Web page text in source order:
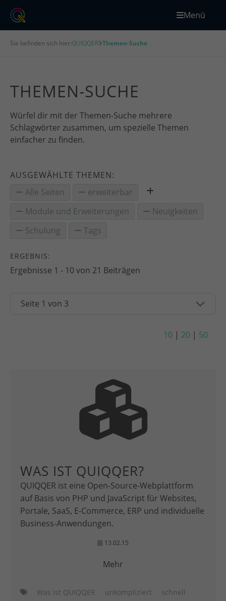
Menü
Sie befinden sich hier:QUIQQER Themen-Suche
THEMEN-SUCHE
Würfel dir mit der Themen-Suche mehrere
Schlagwörter zusammen, um spezielle Themen
einfacher zu finden.
AUSGEWÄHLTE THEMEN:
Alle Seiten
erweiterbar
Module und Erweiterungen
Neuigkeiten
Schulung
Tags
ERGEBNIS:
Ergebnisse 1 - 10 von 21 Beiträgen
10 | 20 | 50
WAS IST QUIQQER?
QUIQQER ist eine Open-Source-Webplattform
auf Basis von PHP und JavaScript für Websites,
Portale, SaaS, E-Commerce, ERP und individuelle
Business-Anwendungen.
13.02.15
Mehr
Was ist QUIQQER unkompliziert
schnell